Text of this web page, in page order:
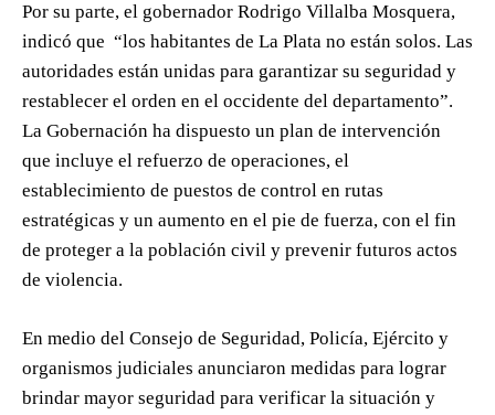
Por su parte, el gobernador Rodrigo Villalba Mosquera,
indicó que “los habitantes de La Plata no están solos. Las
autoridades están unidas para garantizar su seguridad y
restablecer el orden en el occidente del departamento”.
La Gobernación ha dispuesto un plan de intervención
que incluye el refuerzo de operaciones, el
establecimiento de puestos de control en rutas
estratégicas y un aumento en el pie de fuerza, con el fin
de proteger a la población civil y prevenir futuros actos
de violencia.
En medio del Consejo de Seguridad, Policía, Ejército y
organismos judiciales anunciaron medidas para lograr
brindar mayor seguridad para verificar la situación y